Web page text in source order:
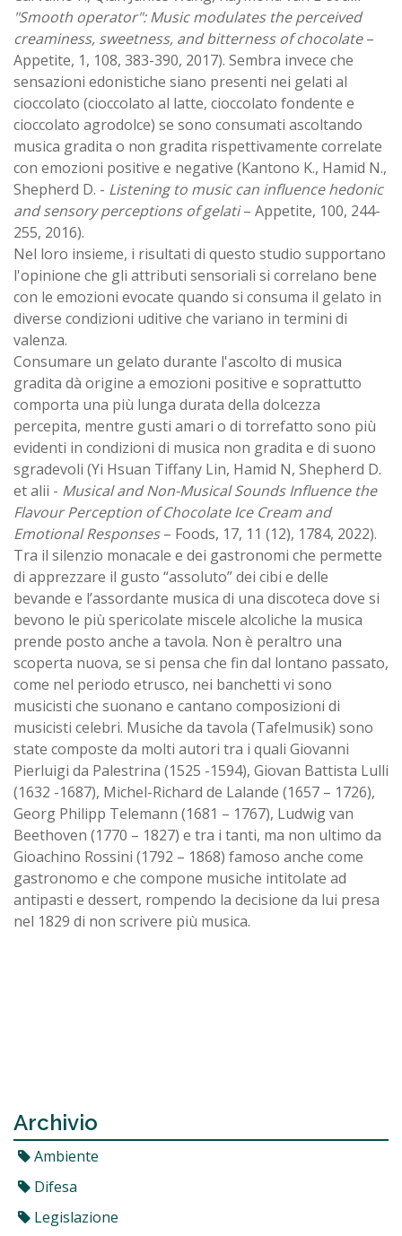
"Smooth operator": Music modulates the perceived
creaminess, sweetness, and bitterness of chocolate–
Appetite, 1, 108, 383-390, 2017). Sembra invece che
sensazioni edonistiche siano presenti nei gelati al
cioccolato (cioccolato al latte, cioccolato fondente e
cioccolato agrodolce) se sono consumati ascoltando
musica gradita o non gradita rispettivamente correlate
con emozioni positive e negative (Kantono K., Hamid N.,
Shepherd D. - Listening to music can influence hedonic
and sensory perceptions of gelati– Appetite, 100, 244-
255, 2016).
Nel loro insieme, i risultati di questo studio supportano
l'opinione che gli attributi sensoriali si correlano bene
con le emozioni evocate quando si consuma il gelato in
diverse condizioni uditive che variano in termini di
valenza.
Consumare un gelato durante l'ascolto di musica
gradita dà origine a emozioni positive e soprattutto
comporta una più lunga durata della dolcezza
percepita, mentre gusti amari o di torrefatto sono più
evidenti in condizioni di musica non gradita e di suono
sgradevoli (Yi Hsuan Tiffany Lin, Hamid N, Shepherd D.
et alii - Musical and Non-Musical Sounds Influence the
Flavour Perception of Chocolate Ice Cream and
Emotional Responses– Foods, 17, 11 (12), 1784, 2022).
Tra il silenzio monacale e dei gastronomi che permette
di apprezzare il gusto “assoluto” dei cibi e delle
bevande e l’assordante musica di una discoteca dove si
bevono le più spericolate miscele alcoliche la musica
prende posto anche a tavola. Non è peraltro una
scoperta nuova, se si pensa che fin dal lontano passato,
come nel periodo etrusco, nei banchetti vi sono
musicisti che suonano e cantano composizioni di
musicisti celebri. Musiche da tavola (Tafelmusik) sono
state composte da molti autori tra i quali Giovanni
Pierluigi da Palestrina (1525 -1594), Giovan Battista Lulli
(1632 -1687), Michel-Richard de Lalande (1657 – 1726),
Georg Philipp Telemann (1681 – 1767), Ludwig van
Beethoven (1770 – 1827) e tra i tanti, ma non ultimo da
Gioachino Rossini (1792 – 1868) famoso anche come
gastronomo e che compone musiche intitolate ad
antipasti e dessert, rompendo la decisione da lui presa
nel 1829 di non scrivere più musica.
Archivio
Ambiente
Difesa
Legislazione